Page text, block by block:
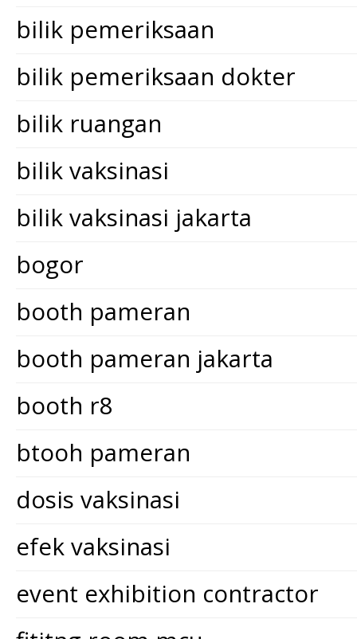
bilik pemeriksaan
bilik pemeriksaan dokter
bilik ruangan
bilik vaksinasi
bilik vaksinasi jakarta
bogor
booth pameran
booth pameran jakarta
booth r8
btooh pameran
dosis vaksinasi
efek vaksinasi
event exhibition contractor